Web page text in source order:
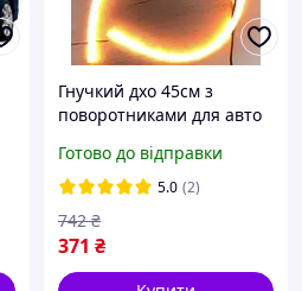
Гнучкий дхо 45см з
поворотниками для авто
ходові вогні з біжачим
поворотом
Готово до відправки
5.0 (2)
371 ₴
742 ₴